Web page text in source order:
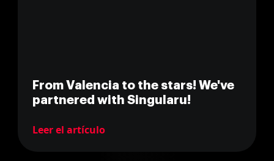
From Valencia to the stars! We've
partnered with Singularu!
Leer el artículo